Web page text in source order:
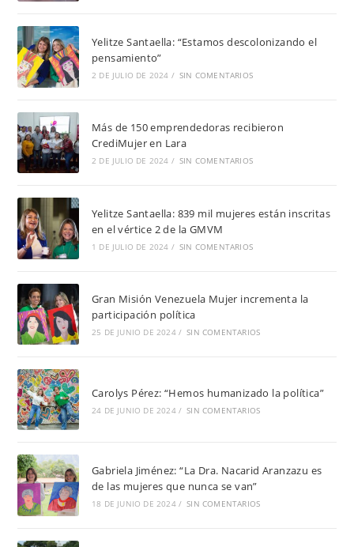
Yelitze Santaella: “Estamos descolonizando el
pensamiento”
2 DE JULIO DE 2024 / SIN COMENTARIOS
Más de 150 emprendedoras recibieron
CrediMujer en Lara
2 DE JULIO DE 2024 / SIN COMENTARIOS
Yelitze Santaella: 839 mil mujeres están inscritas
en el vértice 2 de la GMVM
1 DE JULIO DE 2024 / SIN COMENTARIOS
Gran Misión Venezuela Mujer incrementa la
participación política
25 DE JUNIO DE 2024 / SIN COMENTARIOS
Carolys Pérez: “Hemos humanizado la política”
24 DE JUNIO DE 2024 / SIN COMENTARIOS
Gabriela Jiménez: “La Dra. Nacarid Aranzazu es
de las mujeres que nunca se van”
18 DE JUNIO DE 2024 / SIN COMENTARIOS